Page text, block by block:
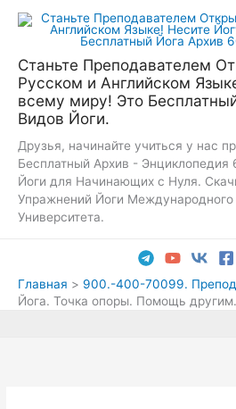
Перейти
Станьте Преподавателем
Русском и Английском
всему миру! Это
Видов Йоги.
Друзья, начинайте учиться у нас
Бесплатный Архив - Энциклопедия
Йоги для Начинающих с Нуля.
Упражнений Йоги Международного
Университета.
Главная
900.-400-70099.
Йога. Точка опоры. Помощь